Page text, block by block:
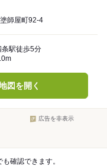
師屋町92-4
駅徒歩5分
図を開く
広告を非表示
確認できます。